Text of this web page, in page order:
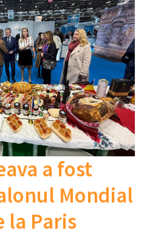
a fost
Mondial
la Paris